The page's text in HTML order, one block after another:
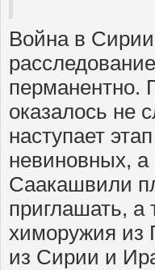
Война в Сирии
перманентно.
оказалось не
наступает
невиновных,
Саакашвили
приглашать, а
химоружия из
из Сирии и